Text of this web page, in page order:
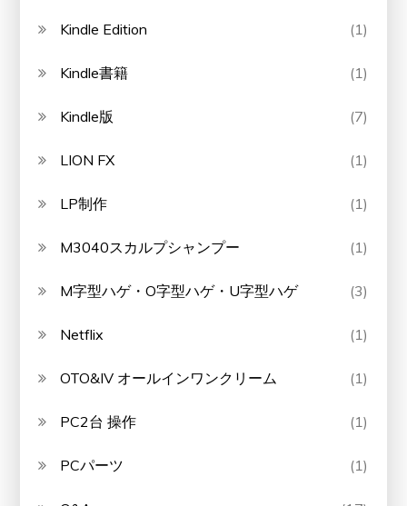
Kindle Edition (1)
Kindle書籍 (1)
Kindle版 (7)
LION FX (1)
LP制作 (1)
M3040スカルプシャンプー (1)
M字型ハゲ・O字型ハゲ・U字型ハゲ (3)
Netflix (1)
OTO&IV オールインワンクリーム (1)
PC2台 操作 (1)
PCパーツ (1)